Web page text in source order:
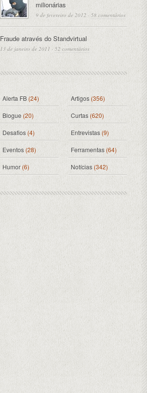
milionárias
9 de fevereiro de 2012 · 58 comentários
Fraude através do Standvirtual
13 de janeiro de 2011 · 52 comentários
Alerta FB (24) Artigos(356)
Blogue (20) Curtas(620)
Desafios(4) Entrevistas (9)
Eventos (28) Ferramentas (64)
Humor (6) Notícias(342)